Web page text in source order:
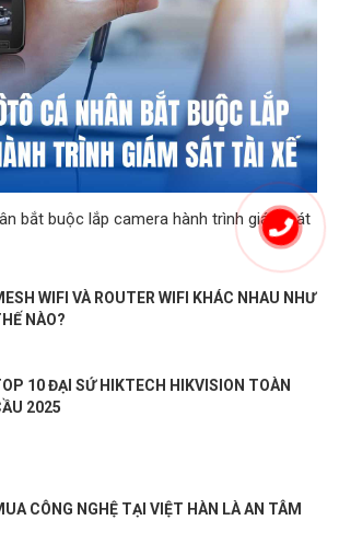
bắt buộc lắp camera hành trình giám sát
WIFI VÀ ROUTER WIFI KHÁC NHAU NHƯ
NÀO?
10 ĐẠI SỨ HIKTECH HIKVISION TOÀN
2025
CÔNG NGHỆ TẠI VIỆT HÀN LÀ AN TÂM